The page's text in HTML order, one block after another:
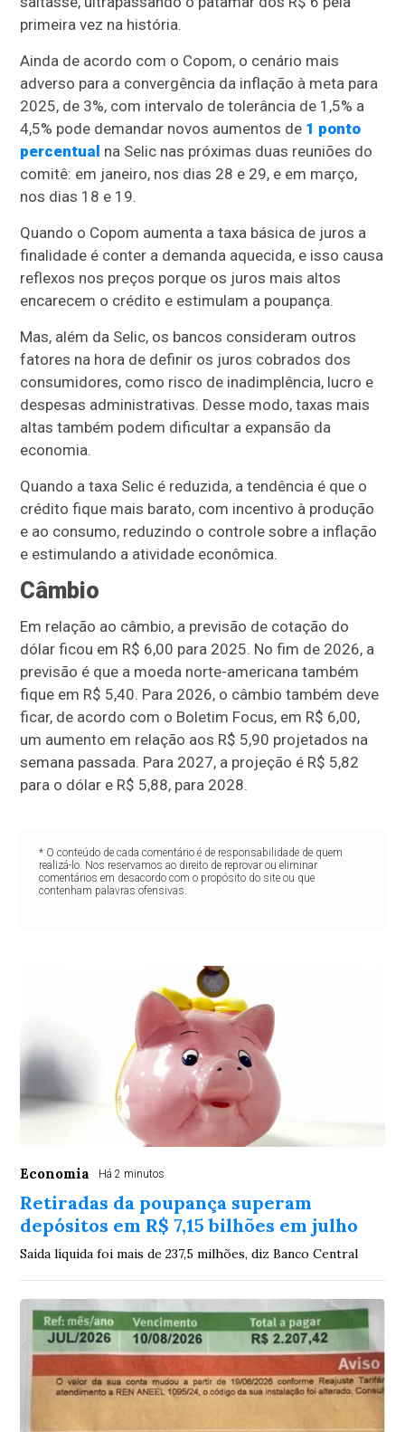
primeira vez na história.
Ainda de acordo com o Copom, o cenário mais
adverso para a convergência da inflação à meta para
2025, de 3%, com intervalo de tolerância de 1,5% a
4,5% pode demandar novos aumentos de 1 ponto
percentual na Selic nas próximas duas reuniões do
comitê: em janeiro, nos dias 28 e 29, e em março,
nos dias 18 e 19.
Quando o Copom aumenta a taxa básica de juros a
finalidade é conter a demanda aquecida, e isso causa
reflexos nos preços porque os juros mais altos
encarecem o crédito e estimulam a poupança.
Mas, além da Selic, os bancos consideram outros
fatores na hora de definir os juros cobrados dos
consumidores, como risco de inadimplência, lucro e
despesas administrativas. Desse modo, taxas mais
altas também podem dificultar a expansão da
economia.
Quando a taxa Selic é reduzida, a tendência é que o
crédito fique mais barato, com incentivo à produção
e ao consumo, reduzindo o controle sobre a inflação
e estimulando a atividade econômica.
Câmbio
Em relação ao câmbio, a previsão de cotação do
dólar ficou em R$ 6,00 para 2025. No fim de 2026, a
previsão é que a moeda norte-americana também
fique em R$ 5,40. Para 2026, o câmbio também deve
ficar, de acordo com o Boletim Focus, em R$ 6,00,
um aumento em relação aos R$ 5,90 projetados na
semana passada. Para 2027, a projeção é R$ 5,82
para o dólar e R$ 5,88, para 2028.
* O conteúdo de cada comentário é de responsabilidade de quem
realizá-lo. Nos reservamos ao direito de reprovar ou eliminar
comentários em desacordo com o propósito do site ou que
contenham palavras ofensivas.
Economia Há 2 minutos
Retiradas da poupança superam
depósitos em R$ 7,15 bilhões em julho
Saída líquida foi mais de 237,5 milhões, diz Banco Central